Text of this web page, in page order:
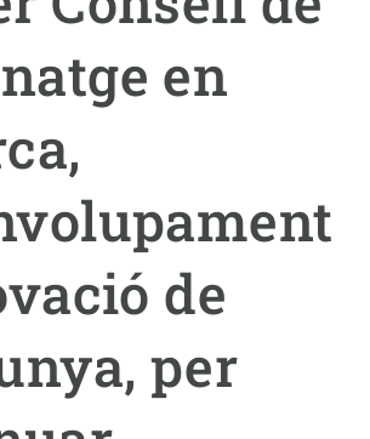
en
de
per